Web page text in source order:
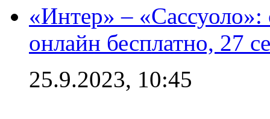
«Интер» –
онлайн бесплатно, 27
25.9.2023, 10:45